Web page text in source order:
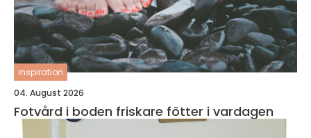
inspiration
04. August 2026
Fotvård i boden friskare fötter i vardagen